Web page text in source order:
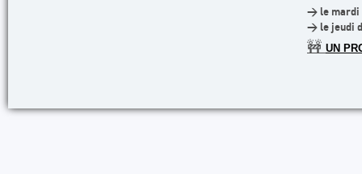
> le mardi
> le jeudi
🚧 UN